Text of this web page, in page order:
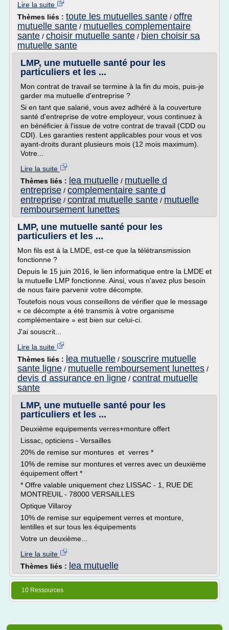
Lire la suite
Thèmes liés : toute les mutuelles sante / offre
mutuelle sante / mutuelles complementaire
sante / choisir mutuelle sante / bien choisir sa
mutuelle sante
LMP, une mutuelle santé pour les
particuliers et les ...
Mon contrat de travail se termine à la fin du mois, puis-je
garder ma mutuelle d'entreprise ?
Si en tant que salarié, vous avez adhéré à la couverture
santé d'entreprise de votre employeur, vous continuez à
en bénéficier à l'issue de votre contrat de travail (CDD ou
CDI). Les garanties restent applicables pour vous et vos
ayant-droits durant plusieurs mois (12 mois maximum).
Votre...
Lire la suite
Thèmes liés : lea mutuelle / mutuelle d
entreprise / complementaire sante d
entreprise / contrat mutuelle sante / mutuelle
remboursement lunettes
LMP, une mutuelle santé pour les
particuliers et les ...
Mon fils est à la LMDE, est-ce que la télétransmission
fonctionne ?
Depuis le 15 juin 2016, le lien informatique entre la LMDE et
la mutuelle LMP fonctionne. Ainsi, vous n'avez plus besoin
de nous faire parvenir votre décompte.
Toutefois nous vous conseillons de vérifier que le message
« ce décompte a été transmis à votre organisme
complémentaire » est bien sur celui-ci.
J'ai souscrit...
Lire la suite
Thèmes liés : lea mutuelle / souscrire mutuelle
sante ligne / mutuelle remboursement lunettes /
devis d assurance en ligne / contrat mutuelle
sante
LMP, une mutuelle santé pour les
particuliers et les ...
Deuxième equipements verres+monture offert
Lissac, opticiens - Versailles
20% de remise sur montures et verres *
10% de remise sur montures et verres avec un deuxième
équipement offert *
* Offre valable uniquement chez LISSAC - 1, RUE DE
MONTREUIL - 78000 VERSAILLES
Optique Villaroy
10% de remise sur equipement verres et monture,
lentilles et sur tous les équipements
Votre un deuxième...
Lire la suite
Thèmes liés : lea mutuelle
10 Ressources